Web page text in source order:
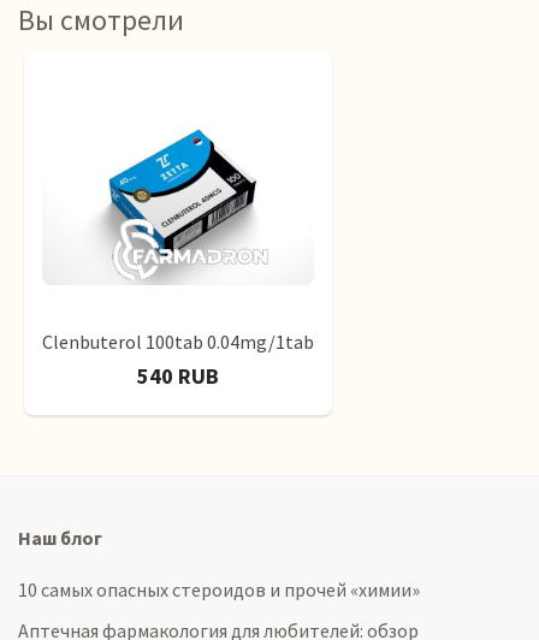
Вы смотрели
Clenbuterol 100tab 0.04mg/1tab
540 RUB
Наш блог
10 самых опасных стероидов и прочей «химии»
Аптечная фармакология для любителей: обзор